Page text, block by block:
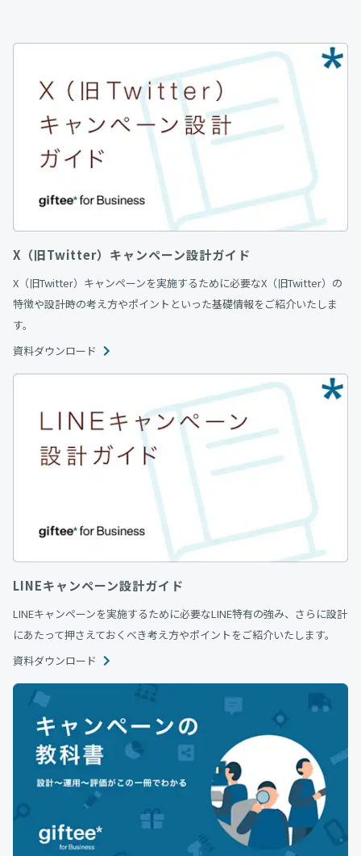
X（旧Twitter）キャンペーン設計ガイド
X（旧Twitter）キャンペーンを実施するために必要なX（旧Twitter）の
特徴や設計時の考え方やポイントといった基礎情報をご紹介いたしま
す。
資料ダウンロード
LINEキャンペーン設計ガイド
LINEキャンペーンを実施するために必要なLINE特有の強み、さらに設計
にあたって押さえておくべき考え方やポイントをご紹介いたします。
資料ダウンロード